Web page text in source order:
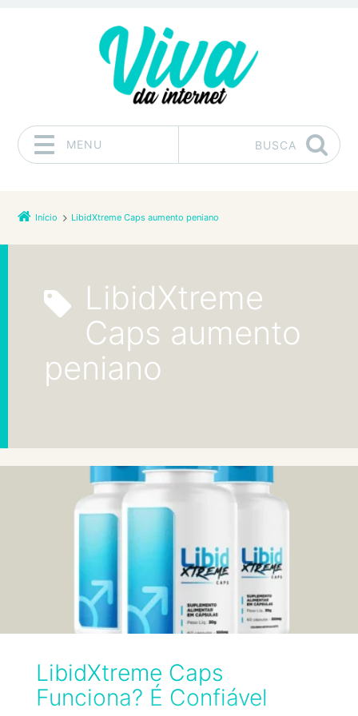
MENU BUSCA
Início LibidXtreme Caps aumento peniano
LibidXtreme
Caps aumento
peniano
LibidXtreme Caps
Funciona? É Confiável